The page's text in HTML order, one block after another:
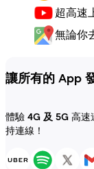
超高速
無論你
讓所有的 App
體驗 4G 及 5G 高速
持連線！